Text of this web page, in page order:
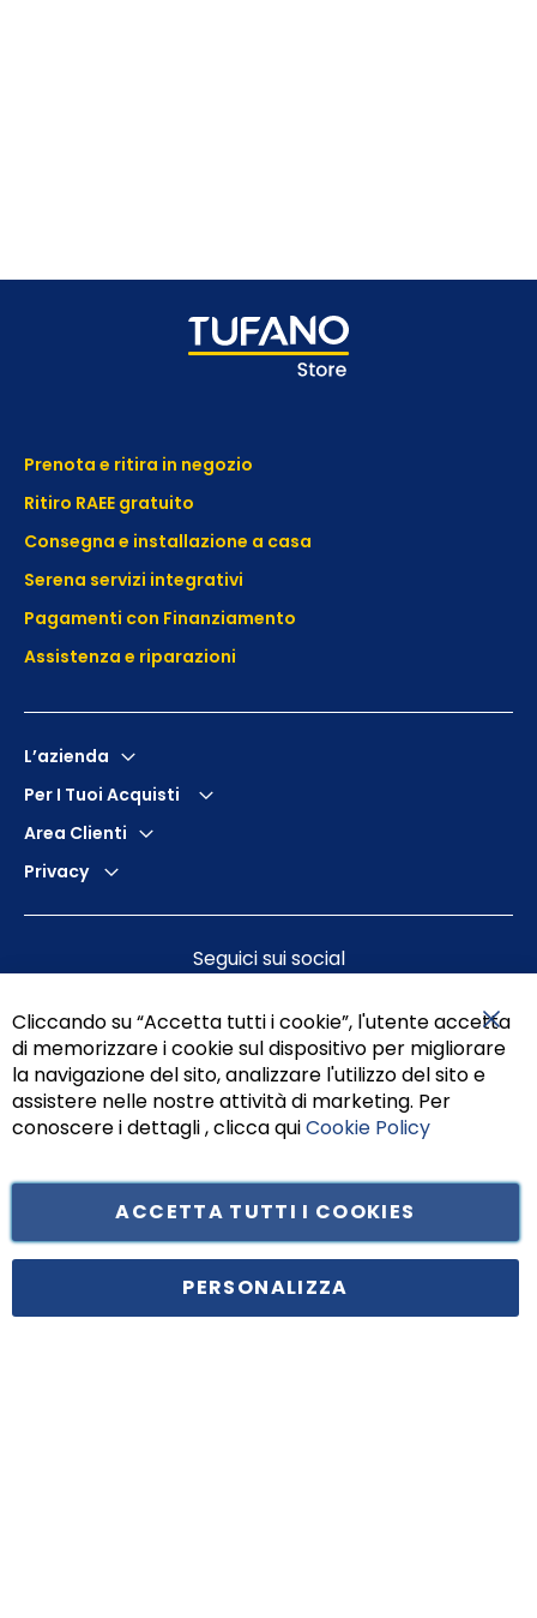
Prenota e ritira in negozio
Ritiro RAEE gratuito
Consegna e installazione a casa
Serena servizi integrativi
Pagamenti con Finanziamento
Assistenza e riparazioni
L’azienda
Per I Tuoi Acquisti
Area Clienti
Privacy
Seguici sui social
Principe di Piemonte 199, cap. 80026 Casoria (NA) - C.F. 05834470634 -
Cliccando su “Accetta tutti i cookie”, l'utente accetta
di memorizzare i cookie sul dispositivo per migliorare
la navigazione del sito, analizzare l'utilizzo del sito e
assistere nelle nostre attività di marketing. Per
conoscere i dettagli , clicca quiCookie Policy
ACCETTA TUTTI I COOKIES
PERSONALIZZA